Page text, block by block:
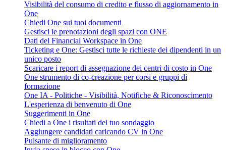
Visibilità del consumo di credito e flusso di aggiornamento in
One
Chiedi One sui tuoi documenti
Gestisci le prenotazioni degli spazi con ONE
Dati del Financial Workspace in One
Ticketing e One: Gestisci tutte le richieste dei dipendenti in un
unico posto
Scaricare i report di assegnazione dei centri di costo in One
One strumento di co-creazione per corsi e gruppi di
formazione
One IA - Politiche - Visibilità, Notifiche & Riconoscimento
L'esperienza di benvenuto di One
Suggerimenti in One
Chiedi a One i risultati del tuo sondaggio
Aggiungere candidati caricando CV in One
Pulsante di miglioramento